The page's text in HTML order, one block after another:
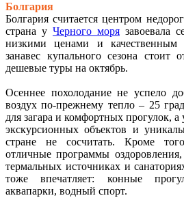
Болгария
Болгария считается центром
страна у Черного моря завоевала
низкими ценами и
занавес купального сезона стоит
дешевые туры на октябрь.
Осеннее похолодание не успело
воздух по-прежнему тепло – 25
для загара и комфортных прогулок, а
экскурсионных объектов и
стране не сосчитать. Кроме
отличные программы
термальных источниках и
тоже впечатляет: конные
аквапарки, водный спорт.